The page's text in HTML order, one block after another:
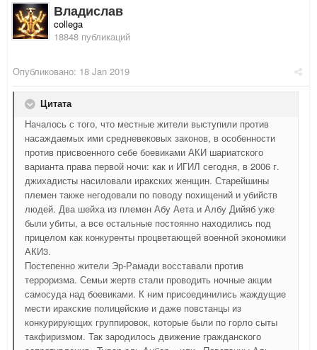
Владислав
collega
18848 публикаций
Опубликовано: 18 Jan 2019
Цитата
Началось с того, что местные жители выступили против
насаждаемых ими средневековых законов, в особенности
против присвоенного себе боевиками АКИ шариатского
варианта права первой ночи: как и ИГИЛ сегодня, в 2006 г.
джихадисты насиловали иракских женщин. Старейшины
племен также негодовали по поводу похищений и убийств
людей. Два шейха из племен Абу Аета и Албу Дийяб уже
были убиты, а все остальные постоянно находились под
прицелом как конкуренты процветающей военной экономики
АКИ3.
Постепенно жители Эр-Рамади восставали против
терроризма. Семьи жертв стали проводить ночные акции
самосуда над боевиками. К ним присоединились жаждущие
мести иракские полицейские и даже повстанцы из
конкурирующих группировок, которые были по горло сыты
такфиризмом. Так зародилось движение гражданского